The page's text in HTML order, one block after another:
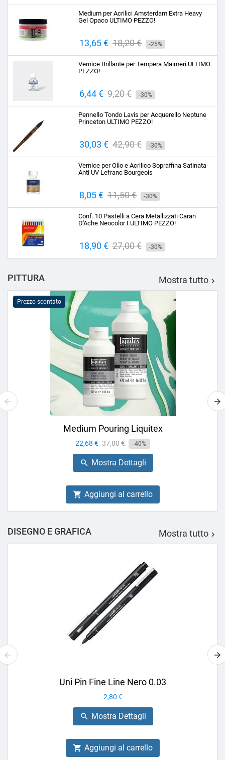
base
Medium per Acrilici Amsterdam Extra Heavy
Gel Opaco ULTIMO PEZZO!
Prezzo
13,65 € Prezzo
base
18,20 € -25%
Vernice Brillante per Tempera Maimeri ULTIMO
PEZZO!
Prezzo
6,44 € Prezzo
base
9,20 € -30%
Pennello Tondo Lavis per Acquerello Neptune
Princeton ULTIMO PEZZO!
Prezzo
30,03 € Prezzo
base
42,90 € -30%
Vernice per Olio e Acrilico Sopraffina Satinata
Anti UV Lefranc Bourgeois
Prezzo
8,05 € Prezzo
base
11,50 € -30%
Conf. 10 Pastelli a Cera Metallizzati Caran
D'Ache Neocolor I ULTIMO PEZZO!
Prezzo
18,90 € Prezzo
base
27,00 € -30%
PITTURA Mostra tutto 
Prezzo scontato
Medium Pouring Liquitex
Prezzo
22,68 € Prezzo
base
37,80 € -40%
 Mostra Dettagli
 Aggiungi al carrello
DISEGNO E GRAFICA Mostra tutto 
Uni Pin Fine Line Nero 0.03
Prezzo
2,80 €
 Mostra Dettagli
 Aggiungi al carrello